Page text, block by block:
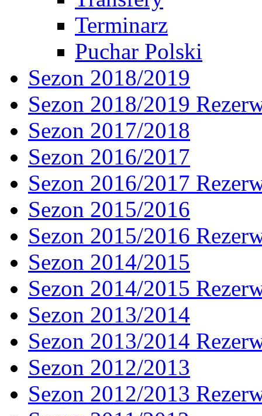
Terminarz
Puchar Polski
Sezon 2018/2019
Sezon 2018/2019
Sezon 2017/2018
Sezon 2016/2017
Sezon 2016/2017
Sezon 2015/2016
Sezon 2015/2016
Sezon 2014/2015
Sezon 2014/2015
Sezon 2013/2014
Sezon 2013/2014
Sezon 2012/2013
Sezon 2012/2013